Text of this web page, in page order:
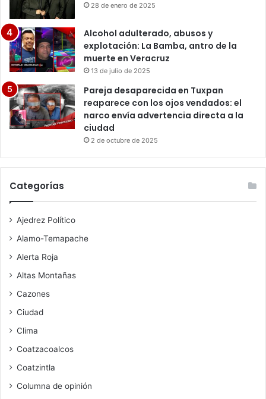
28 de enero de 2025
Alcohol adulterado, abusos y
explotación: La Bamba, antro de la
muerte en Veracruz
13 de julio de 2025
Pareja desaparecida en Tuxpan
reaparece con los ojos vendados: el
narco envía advertencia directa a la
ciudad
2 de octubre de 2025
Categorías
Ajedrez Político
Alamo-Temapache
Alerta Roja
Altas Montañas
Cazones
Ciudad
Clima
Coatzacoalcos
Coatzintla
Columna de opinión